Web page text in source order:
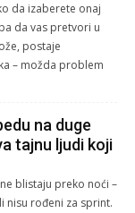
da izaberete onaj
da vas pretvori u
postaje
– možda problem
na duge
tajnu ljudi koji
blistaju preko noći –
nisu rođeni za sprint.